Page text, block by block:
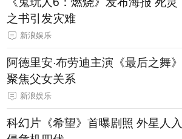
之书引发灾难
新浪娱乐
阿德里安·布劳迪主演《最后之舞》
聚焦父女关系
新浪娱乐
科幻片《希望》首曝剧照 外星人入